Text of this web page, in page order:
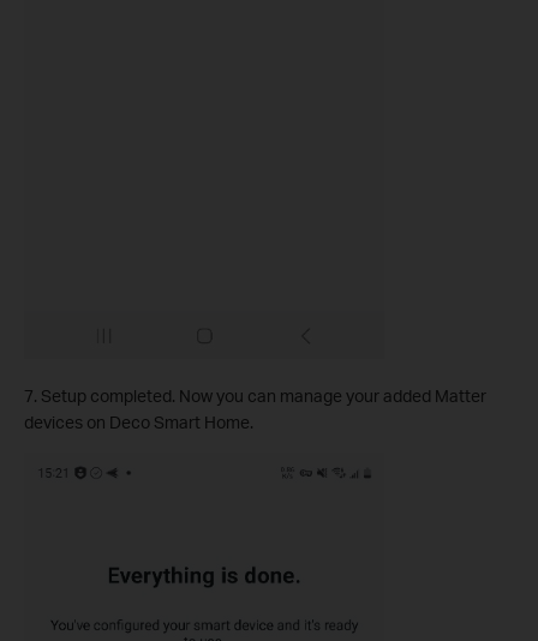
7. Setup completed. Now you can manage your added Matter
devices on Deco Smart Home.